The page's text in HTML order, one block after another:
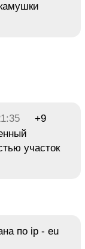
+9
участок